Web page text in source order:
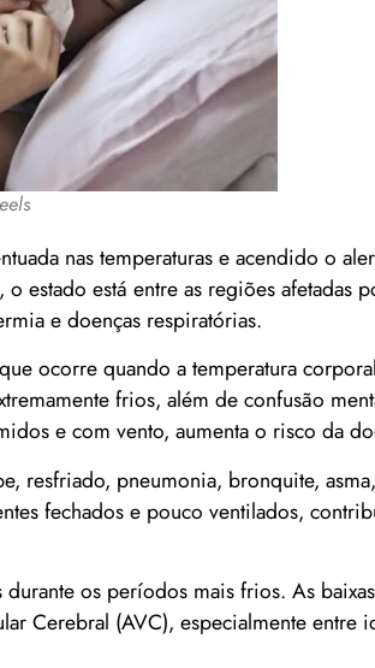
nas temperaturas e acendido o
estado está entre as regiões afetadas
e doenças respiratórias.
ocorre quando a temperatura
frios, além de confusão
e com vento, aumenta o risco da
resfriado, pneumonia, bronquite,
fechados e pouco ventilados,
os períodos mais frios. As
Cerebral (AVC), especialmente entre